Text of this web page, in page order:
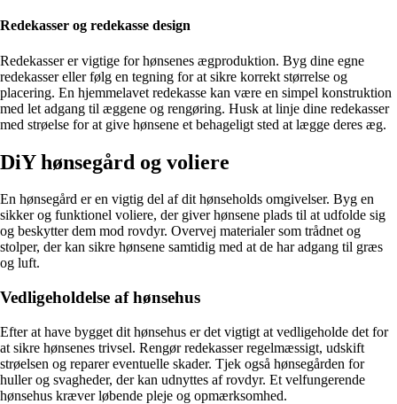
Redekasser og redekasse design
Redekasser er vigtige for hønsenes ægproduktion. Byg dine egne
redekasser eller følg en tegning for at sikre korrekt størrelse og
placering. En hjemmelavet redekasse kan være en simpel konstruktion
med let adgang til æggene og rengøring. Husk at linje dine redekasser
med strøelse for at give hønsene et behageligt sted at lægge deres æg.
DiY hønsegård og voliere
En hønsegård er en vigtig del af dit hønseholds omgivelser. Byg en
sikker og funktionel voliere, der giver hønsene plads til at udfolde sig
og beskytter dem mod rovdyr. Overvej materialer som trådnet og
stolper, der kan sikre hønsene samtidig med at de har adgang til græs
og luft.
Vedligeholdelse af hønsehus
Efter at have bygget dit hønsehus er det vigtigt at vedligeholde det for
at sikre hønsenes trivsel. Rengør redekasser regelmæssigt, udskift
strøelsen og reparer eventuelle skader. Tjek også hønsegården for
huller og svagheder, der kan udnyttes af rovdyr. Et velfungerende
hønsehus kræver løbende pleje og opmærksomhed.